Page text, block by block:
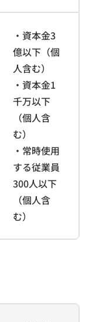
・資本金3
億以下（個
人含む）
・資本金1
千万以下
（個人含
む）
・常時使用
する従業員
300人以下
（個人含
む）